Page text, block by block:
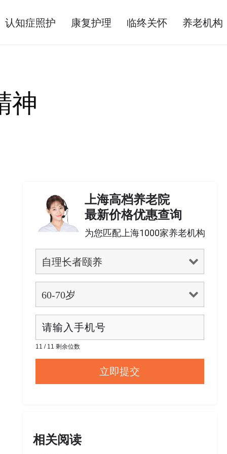
认知症照护 康复护理 临终关怀 养老机构
神
上海高档养老院
最新价格优惠查询
为您匹配上海1000家养老机构
11 / 11 剩余位数
相关阅读